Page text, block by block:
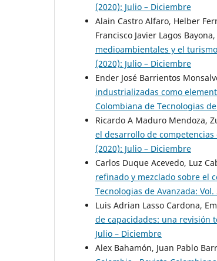
(2020): Julio – Diciembre
Alain Castro Alfaro, Helber
Francisco Javier Lagos Bayona,
medioambientales y el
(2020): Julio – Diciembre
Ender José Barrientos
industrializadas como
Colombiana de Tecnologias
Ricardo A Maduro Mendoza,
el desarrollo de competencias
(2020): Julio – Diciembre
Carlos Duque Acevedo, Luz
refinado y mezclado sobre el
Tecnologias de Avanzada:
Luis Adrian Lasso Cardona,
de capacidades: una revisión
Julio – Diciembre
Alex Bahamón, Juan Pablo